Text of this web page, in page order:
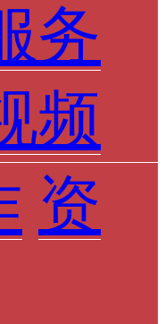
务
频
资